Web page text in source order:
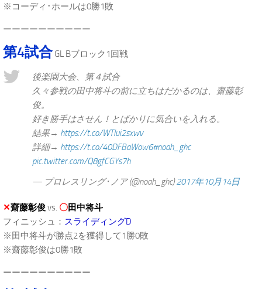
※コーディ･ホールは0勝1敗
ーーーーーーーーーー
第4試合GL Bブロック1回戦
後楽園大会、第４試合
久々参戦の田中将斗の前に立ちはだかるのは、齋藤彰
俊。
好き勝手はさせん！とばかりに気合いを入れる。
結果→ https://t.co/WTlui2sxwv
詳細→ https://t.co/40DFBaWow6#noah_ghc
pic.twitter.com/Q8gfCGYs7h
— プロレスリング･ノア (@noah_ghc)2017年10月14日
✕齋藤彰俊vs. 〇田中将斗
フィニッシュ： スライディングD
※田中将斗が勝点2を獲得して1勝0敗
※齋藤彰俊は0勝1敗
ーーーーーーーーーー